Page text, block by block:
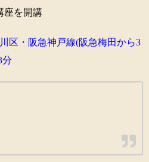
座を開講
区・阪急神戸線(阪急梅田から3